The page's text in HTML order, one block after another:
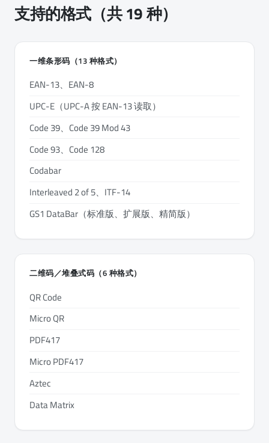
支持的格式（共 19 种）
一维条形码（13 种格式）
EAN-13、EAN-8
UPC-E（UPC-A 按 EAN-13 读取）
Code 39、Code 39 Mod 43
Code 93、Code 128
Codabar
Interleaved 2 of 5、ITF-14
GS1 DataBar（标准版、扩展版、精简版）
二维码／堆叠式码（6 种格式）
QR Code
Micro QR
PDF417
Micro PDF417
Aztec
Data Matrix